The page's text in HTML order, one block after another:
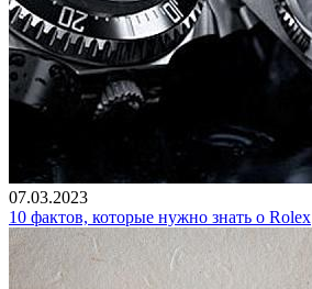
07.03.2023
10 фактов, которые нужно знать о Rolex